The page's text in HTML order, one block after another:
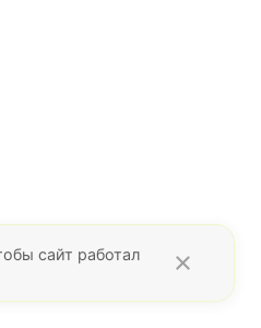
сайт работал
×